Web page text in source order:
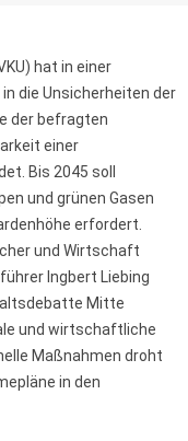
hat in einer
die Unsicherheiten der
der befragten
einer
Bis 2045 soll
und grünen Gasen
erfordert.
und Wirtschaft
Ingbert Liebing
Mitte
und wirtschaftliche
Maßnahmen droht
in den